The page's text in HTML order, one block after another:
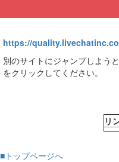
https://
別のサイトにジャンプしよう
をクリックしてください。
リ
■トップページへ